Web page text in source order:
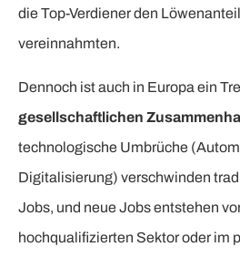
die Top-Verdiener den
vereinnahmten.
Dennoch ist auch in Europa ein
gesellschaftlichen
technologische Umbrüche
Digitalisierung) verschwinden
Jobs, und neue Jobs entstehen
hochqualifizierten Sektor oder im